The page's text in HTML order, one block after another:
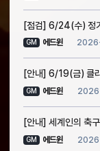
[점검] 6/24(수) 정
GM 에드윈
GM 에드윈
[안내] 세계인의 축
GM 에드윈